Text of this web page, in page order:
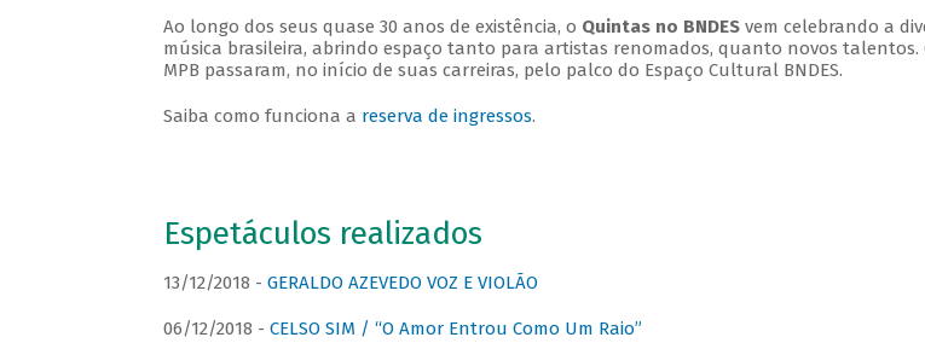
Ao longo dos seus quase 30 anos de existência, o Quintas no BNDESvem celebrando a
música brasileira, abrindo espaço tanto para artistas renomados, quanto novos talentos.
MPB passaram, no início de suas carreiras, pelo palco do Espaço Cultural BNDES.
Saiba como funciona a reserva de ingressos.
Espetáculos realizados
13/12/2018 - GERALDO AZEVEDO VOZ E VIOLÃO
06/12/2018 - CELSO SIM / “O Amor Entrou Como Um Raio”